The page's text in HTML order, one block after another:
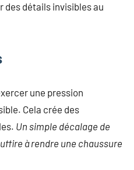
des détails invisibles au
une pression
Cela crée des
Un simple décalage de
à rendre une chaussure